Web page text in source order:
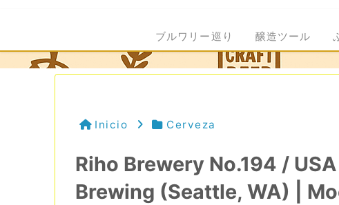
ブルワリー巡り 醸造ツール
Inicio Cerveza
Riho Brewery No.194 /
Brewing (Seattle, WA) |